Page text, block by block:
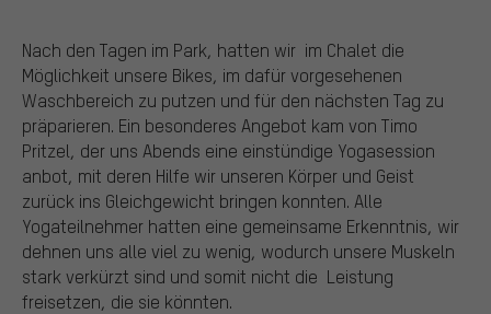
Nach den Tagen im Park, hatten wir im Chalet die
Möglichkeit unsere Bikes, im dafür vorgesehenen
Waschbereich zu putzen und für den nächsten Tag zu
präparieren. Ein besonderes Angebot kam von Timo
Pritzel, der uns Abends eine einstündige Yogasession
anbot, mit deren Hilfe wir unseren Körper und Geist
zurück ins Gleichgewicht bringen konnten. Alle
Yogateilnehmer hatten eine gemeinsame Erkenntnis, wir
dehnen uns alle viel zu wenig, wodurch unsere Muskeln
stark verkürzt sind und somit nicht die Leistung
freisetzen, die sie könnten.